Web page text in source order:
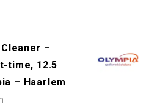
–
time, 12.5
– Haarlem